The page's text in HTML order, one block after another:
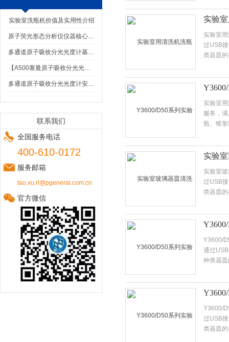
实验室洗瓶机价值及实用性介绍
原子荧光形态分析仪仪器核心功能科普
多通道原子吸收分光光度计基本特点是什么？
【A500塞曼原子吸收分光光度计应用案例】——大米、菠菜中铜元素含量的测定
多通道原子吸收分光光度计安全使用注意事项
联系我们
全国服务电话
400-610-0172
服务邮箱
tao.xu.rl@pgeneral.com.cn
官方微信
实验
实验室
过USB
类器皿
实验室
服务，
瓶、锥
实验
实验室
过USB
类器皿
Y3600/
通过
种类器
Y3600/
过USB
类器皿